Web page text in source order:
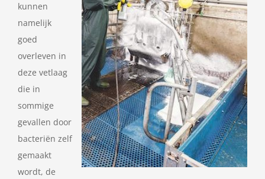
kunnen
namelijk
goed
overleven in
deze vetlaag
die in
sommige
gevallen door
bacteriën zelf
gemaakt
wordt, de